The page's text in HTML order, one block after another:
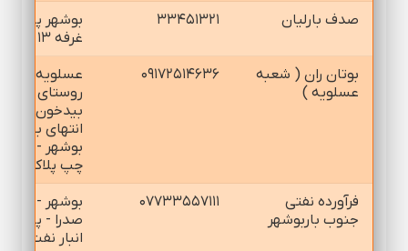
صدف بارليان
۳۳۴۵۱۳۲۱
بوشهر پايانه
غرفه ۱۳
بوتان ران ( شعبه
عسلويه )
۰۹۱۷۲۵۱۴۶۳۶
عسلويه-
روستاي
بيدخون-
انتهاي بلوار
بوشهر -سمت
چپ پلاك۴۷
فرآورده نفتي
جنوب باربوشهر
۰۷۷۳۳۵۵۷۱۱۱
بوشهر - بلوار
صدرا -
انبار نفت